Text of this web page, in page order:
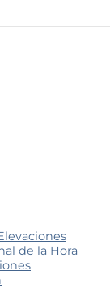
de la Hora